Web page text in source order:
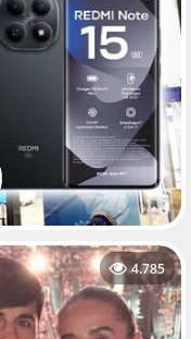
4.785